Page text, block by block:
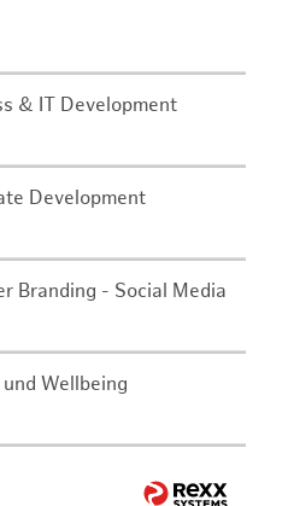
& IT Development
Development
Branding - Social Media
Wellbeing